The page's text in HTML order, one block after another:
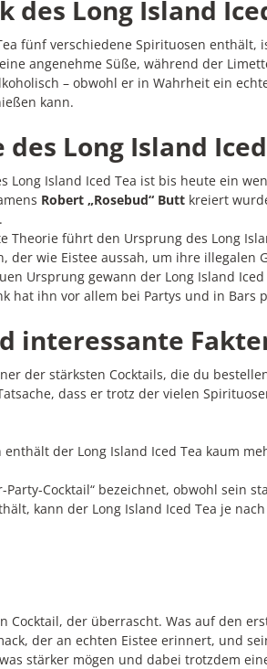
des Long Island
fünf verschiedene Spirituosen
angenehme Süße, während der
– obwohl er in Wahrheit ein
kann.
des Long Island
Long Island Iced Tea ist bis heute ein
Robert „Rosebud“ Butt kreiert
Theorie führt den Ursprung des Long
der wie Eistee aussah, um ihre illegalen
Ursprung gewann der Long Island
hat ihn vor allem bei Partys und in Bars
interessante
der stärksten Cocktails, die du
dass er trotz der vielen
der Long Island Iced Tea kaum
Party-Cocktail“ bezeichnet, obwohl sein
kann der Long Island Iced Tea je
Cocktail, der überrascht. Was auf den
der an echten Eistee erinnert, und
stärker mögen und dabei trotzdem